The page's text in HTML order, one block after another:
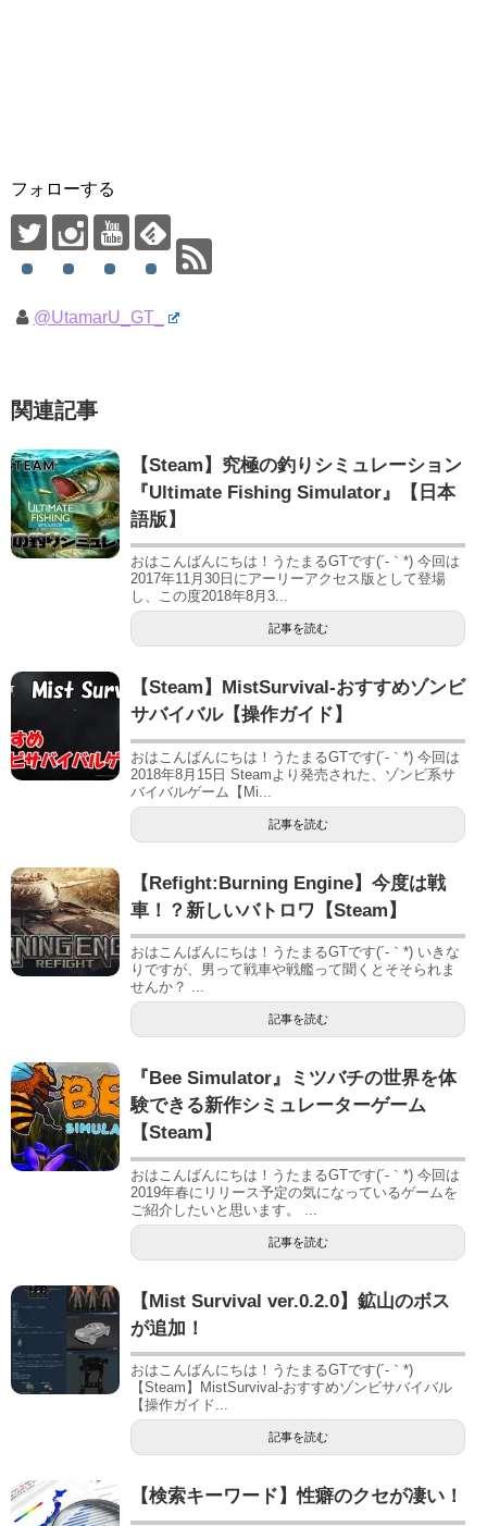
フォローする
@UtamarU_GT_
関連記事
【Steam】究極の釣りシミュレーション
『Ultimate Fishing Simulator』【日本
語版】
おはこんばんにちは！うたまるGTです(´-｀*) 今回は
2017年11月30日にアーリーアクセス版として登場
し、この度2018年8月3...
記事を読む
【Steam】MistSurvival-おすすめゾンビ
サバイバル【操作ガイド】
おはこんばんにちは！うたまるGTです(´-｀*) 今回は
2018年8月15日 Steamより発売された、ゾンビ系サ
バイバルゲーム【Mi...
記事を読む
【Refight:Burning Engine】今度は戦
車！？新しいバトロワ【Steam】
おはこんばんにちは！うたまるGTです(´-｀*) いきな
りですが、男って戦車や戦艦って聞くとそそられま
せんか？ ...
記事を読む
『Bee Simulator』ミツバチの世界を体
験できる新作シミュレーターゲーム
【Steam】
おはこんばんにちは！うたまるGTです(´-｀*) 今回は
2019年春にリリース予定の気になっているゲームを
ご紹介したいと思います。 ...
記事を読む
【Mist Survival ver.0.2.0】鉱山のボス
が追加！
おはこんばんにちは！うたまるGTです(´-｀*)
【Steam】MistSurvival-おすすめゾンビサバイバル
【操作ガイド...
記事を読む
【検索キーワード】性癖のクセが凄い！